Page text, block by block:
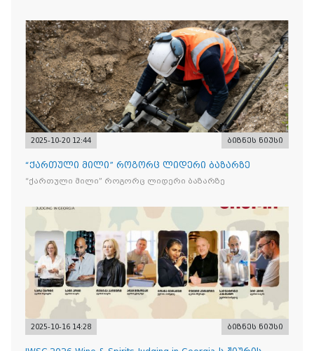
2025-10-20 12:44 ბიზნეს ნიუსი
“ქართული მილი” როგორც ლიდერი ბაზარზე
“ქართული მილი” როგორც ლიდერი ბაზარზე
2025-10-16 14:28 ბიზნეს ნიუსი